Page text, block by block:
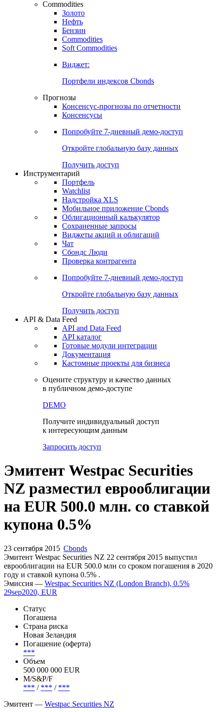
Commodities
Золото
Нефть
Бензин
Commodities
Soft Commodities
Виджет:
Портфели индексов Cbonds
Прогнозы
Консенсус-прогнозы по отчетности
Консенсусы
Попробуйте 7-дневный демо-доступ
Откройте глобальную базу данных
Получить доступ
Инструментарий
Портфель
Watchlist
Надстройка XLS
Мобильное приложение Cbonds
Облигационный калькулятор
Сохраненные запросы
Виджеты акций и облигаций
Чат
Сбондс Люди
Проверка контрагента
Попробуйте 7-дневный демо-доступ
Откройте глобальную базу данных
Получить доступ
API & Data Feed
API and Data Feed
API каталог
Готовые модули интеграции
Документация
Кастомные проекты для бизнеса
Оцените структуру и качество данных
в публичном демо-доступе
DEMO
Получите индивидуальный доступ
к интересующим данным
Запросить доступ
Эмитент Westpac Securities
NZ разместил еврооблигации
на EUR 500.0 млн. со ставкой
купона 0.5%
23 сентября 2015 Cbonds
Эмитент Westpac Securities NZ 22 сентября 2015 выпустил
еврооблигации на EUR 500.0 млн со сроком погашения в 2020
году и ставкой купона 0.5% .
Эмиссия — Westpac Securities NZ (London Branch), 0.5%
29sep2020, EUR
Статус
Погашена
Страна риска
Новая Зеландия
Погашение (оферта)
***
Объем
500 000 000 EUR
М/S&P/F
*** / *** / ***
Эмитент — Westpac Securities NZ